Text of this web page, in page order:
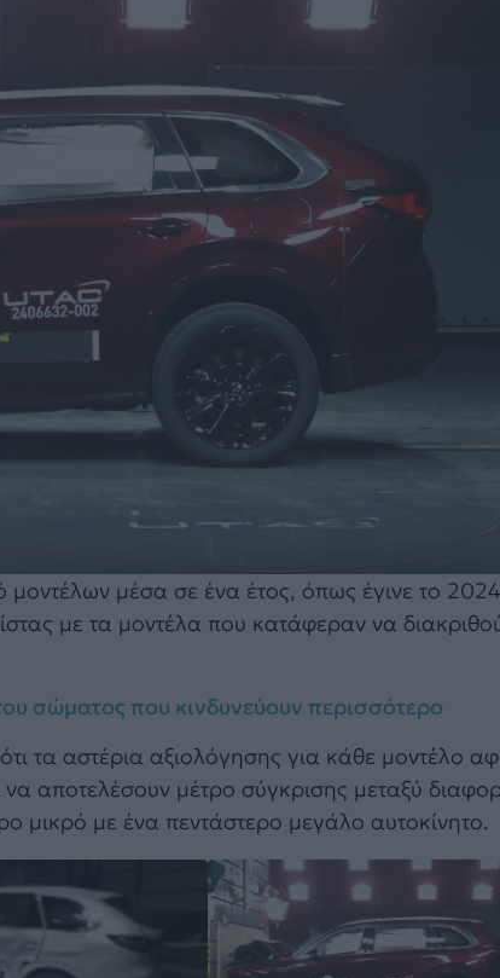
μέσα σε ένα έτος, όπως έγινε το
με τα μοντέλα που κατάφεραν να
σώματος που κινδυνεύουν περισσότερο
τα αστέρια αξιολόγησης για κάθε μοντέλο
αποτελέσουν μέτρο σύγκρισης μεταξύ
μικρό με ένα πεντάστερο μεγάλο αυτοκίνητο.